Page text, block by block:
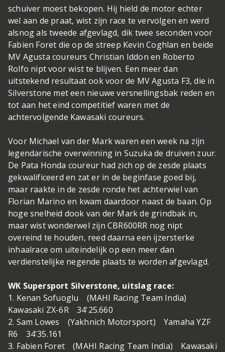
schuiver moest bekopen. Hij hield de motor echter
wel aan de praat, wist zijn race te vervolgen en werd
alsnog als tweede afgevlagd, dik twee seconden voor
Fabien Foret die op de streep Kevin Coghlan en beide
MV Agusta coureurs Christian Iddon en Roberto
Rolfo nipt voor wist te blijven. Een meer dan
uitstekend resultaat ook voor de MV Agusta F3, die in
Silverstone met een nieuwe versnellingsbak reden en
tot aan het eind competitief waren met de
achtervolgende Kawasaki coureurs.
Voor Michael van der Mark waren een week na zijn
legendarische overwinning in Suzuka de druiven zuur.
De Pata Honda coureur had zich op de zesde plaats
gekwalificeerd en zat er in de beginfase goed bij,
maar raakte in de zesde ronde het achterwiel van
Florian Marino en kwam daardoor naast de baan. Op
hoge snelheid dook van der Mark de grindbak in,
maar wist wonderwel zijn CBR600RR nog nipt
overeind te houden, reed daarna een ijzersterke
inhaalrace om uiteindelijk op een meer dan
verdienstelijke negende plaats te worden afgevlagd.
WK Supersport Silverstone, uitslag race:
1. Kenan Sofuoglu (MAHI Racing Team India)
Kawasaki ZX-6R 34'25.660
2. Sam Lowes (Yakhnich Motorsport) Yamaha YZF
R6 34'35.161
3. Fabien Foret (MAHI Racing Team India) Kawasaki